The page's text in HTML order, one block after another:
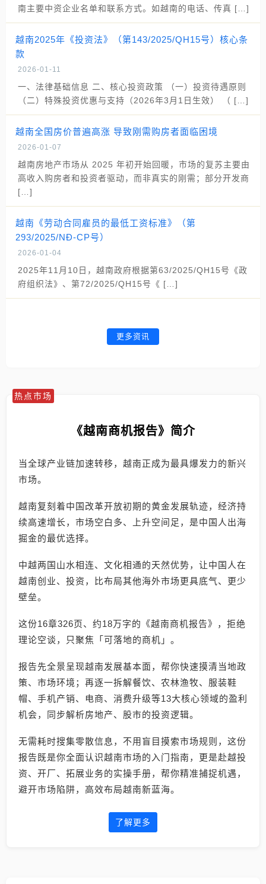
南主要中资企业名单和联系方式。如越南的电话、传真 […]
越南2025年《投资法》（第143/2025/QH15号）核心条
款
2026-01-11
一、法律基础信息 二、核心投资政策 （一）投资待遇原则
（二）特殊投资优惠与支持（2026年3月1日生效） （ […]
越南全国房价普遍高涨 导致刚需购房者面临困境
2026-01-07
越南房地产市场从 2025 年初开始回暖，市场的复苏主要由
高收入购房者和投资者驱动，而非真实的刚需；部分开发商
[…]
越南《劳动合同雇员的最低工资标准》（第
293/2025/NĐ-CP号）
2026-01-04
2025年11月10日，越南政府根据第63/2025/QH15号《政
府组织法》、第72/2025/QH15号《 […]
更多资讯
热点市场
《越南商机报告》简介
当全球产业链加速转移，越南正成为最具爆发力的新兴
市场。
越南复刻着中国改革开放初期的黄金发展轨迹，经济持
续高速增长，市场空白多、上升空间足，是中国人出海
掘金的最优选择。
中越两国山水相连、文化相通的天然优势，让中国人在
越南创业、投资，比布局其他海外市场更具底气、更少
壁垒。
这份16章326页、约18万字的《越南商机报告》，拒绝
理论空谈，只聚焦「可落地的商机」。
报告先全景呈现越南发展基本面，帮你快速摸清当地政
策、市场环境；再逐一拆解餐饮、农林渔牧、服装鞋
帽、手机产销、电商、消费升级等13大核心领域的盈利
机会，同步解析房地产、股市的投资逻辑。
无需耗时搜集零散信息，不用盲目摸索市场规则，这份
报告既是你全面认识越南市场的入门指南，更是赴越投
资、开厂、拓展业务的实操手册，帮你精准捕捉机遇，
避开市场陷阱，高效布局越南新蓝海。
了解更多